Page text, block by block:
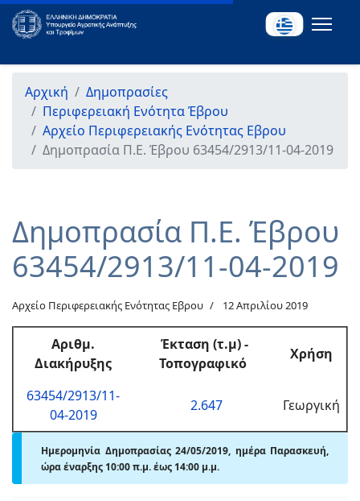
Αρχική
Δημοπρασίες
Περιφερειακή Ενότητα Έβρου
Αρχείο Περιφερειακής Ενότητας Εβρου
Δημοπρασία Π.Ε. Έβρου 63454/2913/11-04-2019
Δημοπρασία Π.Ε. Έβρου
63454/2913/11-04-2019
Αρχείο Περιφερειακής Ενότητας Εβρου 12 Απριλίου 2019
Αριθμ.
Διακήρυξης
Έκταση (τ.μ) -
Τοπογραφικό
Χρήση
63454/2913/11-
04-2019
2.647 Γεωργική
Ημερομηνία Δημοπρασίας 24/05/2019, ημέρα Παρασκευή,
ώρα έναρξης 10:00 π.μ. έως 14:00 μ.μ.